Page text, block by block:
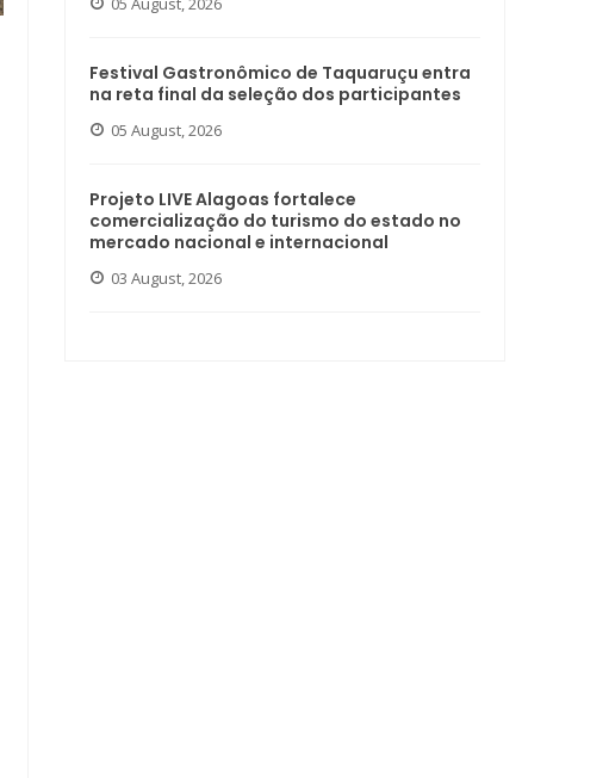
Festival Gastronômico de Taquaruçu entra
na reta final da seleção dos participantes
05 August, 2026
Projeto LIVE Alagoas fortalece
comercialização do turismo do estado no
mercado nacional e internacional
03 August, 2026